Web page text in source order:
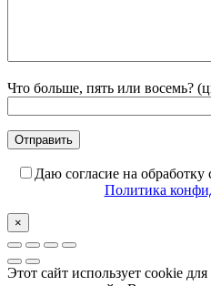
Что больше, пять или восемь?
Даю согласие на
Политика
×
Этот сайт использует cookie